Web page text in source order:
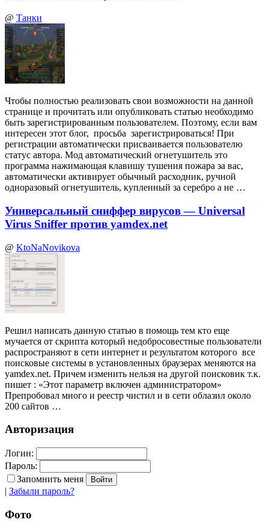
@ Танки
Чтобы полностью реализовать свои возможности на данной
странице и прочитать или опубликовать статью необходимо
быть зарегистрированным пользователем. Поэтому, если вам
интересен этот блог, просьба зарегистрироваться! При
регистрации автоматически присваивается пользователю
статус автора. Мод автоматический огнетушитель это
программа нажимающая клавишу тушения пожара за вас,
автоматически активирует обычный расходник, ручной
одноразовый огнетушитель, купленный за серебро а не …
Универсальный сниффер вирусов — Universal
Virus Sniffer против yamdex.net
@ KtoNaNovikova
Решил написать данную статью в помощь тем кто еще
мучается от скрипта который недобросовестные пользователи
распространяют в сети интернет и результатом которого все
поисковые системы в установленных браузерах меняются на
yamdex.net. Причем изменить нельзя на другой поисковик т.к.
пишет : «Этот параметр включен администратором»
Препробовал много и реестр чистил и в сети облазил около
200 сайтов …
Авторизация
Логин:
Пароль:
Запомнить меня
| Забыли пароль?
Фото